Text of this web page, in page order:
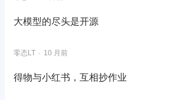
大模型的尽头是开源
零态LT 10 月前
得物与小红书，互相抄作业